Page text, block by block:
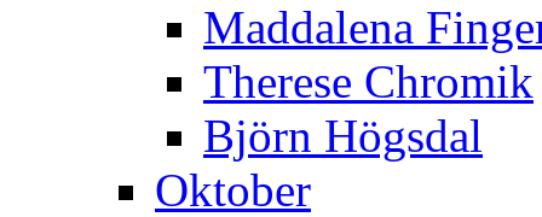
Maddalena
Therese Chromik
Björn Högsdal
Oktober